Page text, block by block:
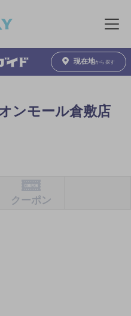
メニュ
現在地から探す
ンモール倉敷店
クーポン